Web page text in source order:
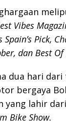
Vibes
Spain’s Pick,
dan Best Of
dua hari dari
bergaya
yang lahir
Bike Show.